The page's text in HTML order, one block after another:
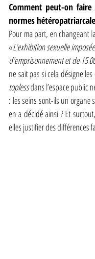
Comment peut-on
normes
Pour ma part, en changeant
«L'exhibition sexuelle
d'emprisonnement et de 15
ne sait pas si cela désigne
topless dans l’espace public
: les seins sont-ils un organe
en a décidé ainsi ? Et
elles justifier des différences